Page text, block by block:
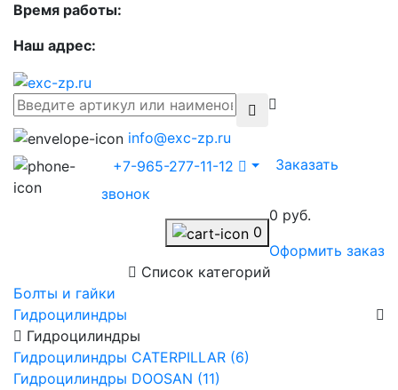
Время работы:
Наш адрес:
info@exc-zp.ru
+7-965-277-11-12
Заказать
звонок
0
0 руб.
Оформить заказ
Список категорий
Болты и гайки
Гидроцилиндры
Гидроцилиндры
Гидроцилиндры CATERPILLAR (6)
Гидроцилиндры DOOSAN (11)